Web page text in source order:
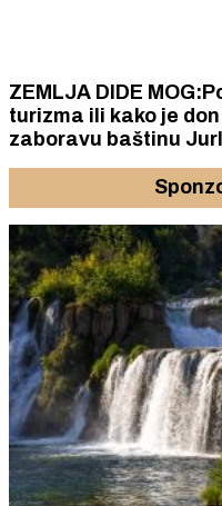
ZEMLJA DIDE
turizma ili kako je don Stipe Perkov oteo
zaboravu baštinu